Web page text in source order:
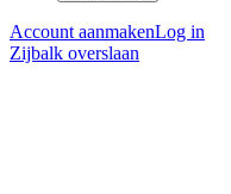
Account aanmakenLog in
Zijbalk overslaan